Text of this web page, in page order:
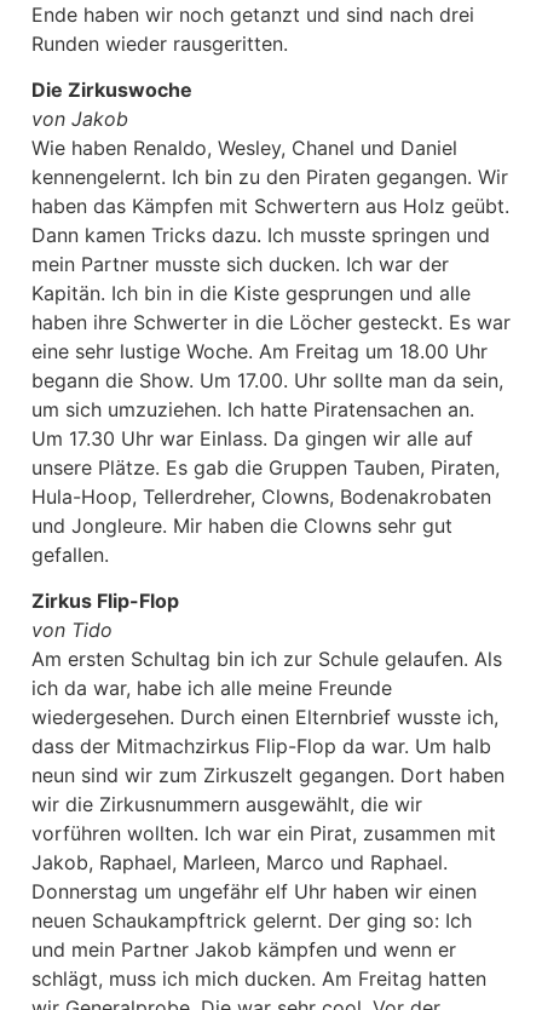
Ende haben wir noch getanzt und sind nach drei
Runden wieder rausgeritten.
Die Zirkuswoche
von Jakob
Wie haben Renaldo, Wesley, Chanel und Daniel
kennengelernt. Ich bin zu den Piraten gegangen. Wir
haben das Kämpfen mit Schwertern aus Holz geübt.
Dann kamen Tricks dazu. Ich musste springen und
mein Partner musste sich ducken. Ich war der
Kapitän. Ich bin in die Kiste gesprungen und alle
haben ihre Schwerter in die Löcher gesteckt. Es war
eine sehr lustige Woche. Am Freitag um 18.00 Uhr
begann die Show. Um 17.00. Uhr sollte man da sein,
um sich umzuziehen. Ich hatte Piratensachen an.
Um 17.30 Uhr war Einlass. Da gingen wir alle auf
unsere Plätze. Es gab die Gruppen Tauben, Piraten,
Hula-Hoop, Tellerdreher, Clowns, Bodenakrobaten
und Jongleure. Mir haben die Clowns sehr gut
gefallen.
Zirkus Flip-Flop
von Tido
Am ersten Schultag bin ich zur Schule gelaufen. Als
ich da war, habe ich alle meine Freunde
wiedergesehen. Durch einen Elternbrief wusste ich,
dass der Mitmachzirkus Flip-Flop da war. Um halb
neun sind wir zum Zirkuszelt gegangen. Dort haben
wir die Zirkusnummern ausgewählt, die wir
vorführen wollten. Ich war ein Pirat, zusammen mit
Jakob, Raphael, Marleen, Marco und Raphael.
Donnerstag um ungefähr elf Uhr haben wir einen
neuen Schaukampftrick gelernt. Der ging so: Ich
und mein Partner Jakob kämpfen und wenn er
schlägt, muss ich mich ducken. Am Freitag hatten